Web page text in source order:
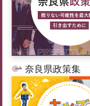
奈良県政策集